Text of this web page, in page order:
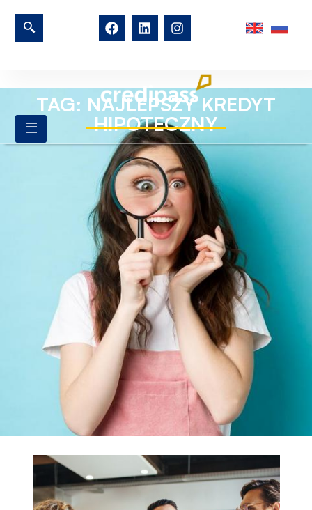
TAG: NAJLEPSZY KREDYT
HIPOTECZNY